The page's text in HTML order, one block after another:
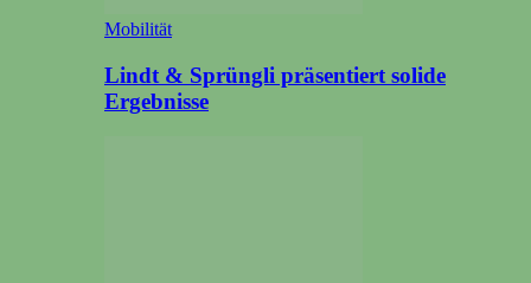
Mobilität
Lindt & Sprüngli präsentiert solide
Ergebnisse